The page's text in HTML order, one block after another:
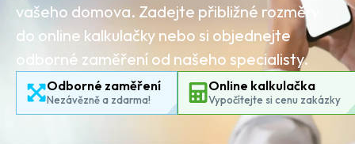
vašeho domova. Zadejte přibližné rozměry
do online kalkulačky nebo si objednejte
odborné zaměření od našeho specialisty.
Odborné zaměření
Nezávězně a zdarma!
Online kalkulačka
Vypočítejte si cenu zakázky